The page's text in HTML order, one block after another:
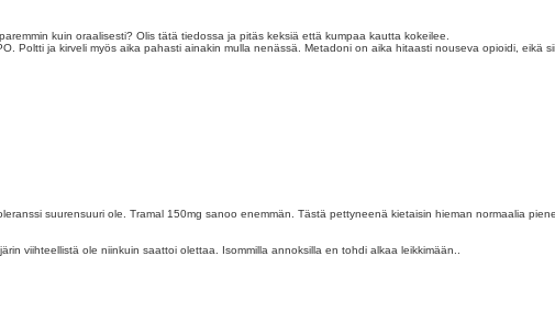
kuin oraalisesti? Olis tätä tiedossa ja pitäs keksiä että kumpaa kautta kokeilee.
Poltti ja kirveli myös aika pahasti ainakin mulla nenässä. Metadoni on aika hitaasti nouseva opioidi, eikä
suurensuuri ole. Tramal 150mg sanoo enemmän. Tästä pettyneenä kietaisin hieman normaalia
viihteellistä ole niinkuin saattoi olettaa. Isommilla annoksilla en tohdi alkaa leikkimään..